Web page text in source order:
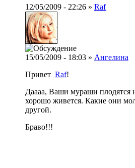
12/05/2009 - 22:26 » Raf
15/05/2009 - 18:03 » Ангелина
Привет Raf!
Даааа, Ваши мураши плодятся
хорошо живется. Какие они
другой.
Браво!!!